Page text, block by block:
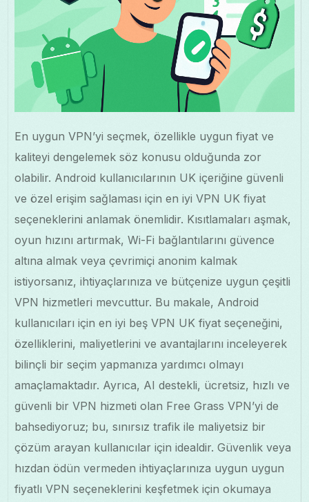
En uygun VPN’yi seçmek, özellikle uygun fiyat ve
kaliteyi dengelemek söz konusu olduğunda zor
olabilir. Android kullanıcılarının UK içeriğine güvenli
ve özel erişim sağlaması için en iyi VPN UK fiyat
seçeneklerini anlamak önemlidir. Kısıtlamaları aşmak,
oyun hızını artırmak, Wi-Fi bağlantılarını güvence
altına almak veya çevrimiçi anonim kalmak
istiyorsanız, ihtiyaçlarınıza ve bütçenize uygun çeşitli
VPN hizmetleri mevcuttur. Bu makale, Android
kullanıcıları için en iyi beş VPN UK fiyat seçeneğini,
özelliklerini, maliyetlerini ve avantajlarını inceleyerek
bilinçli bir seçim yapmanıza yardımcı olmayı
amaçlamaktadır. Ayrıca, AI destekli, ücretsiz, hızlı ve
güvenli bir VPN hizmeti olan Free Grass VPN’yi de
bahsediyoruz; bu, sınırsız trafik ile maliyetsiz bir
çözüm arayan kullanıcılar için idealdir. Güvenlik veya
hızdan ödün vermeden ihtiyaçlarınıza uygun uygun
fiyatlı VPN seçeneklerini keşfetmek için okumaya